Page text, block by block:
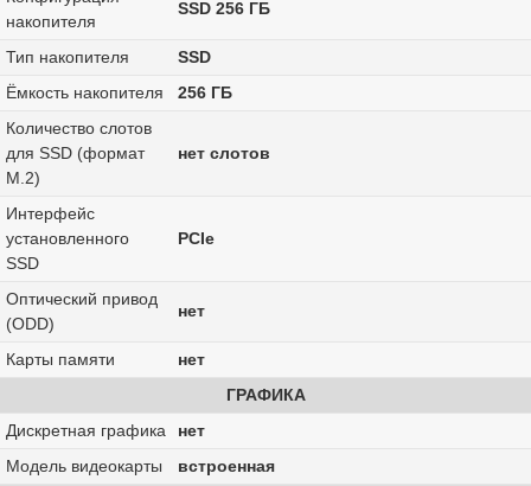
накопителя
SSD 256 ГБ
Тип накопителя
SSD
Ёмкость накопителя
256 ГБ
Количество слотов
для SSD (формат
M.2)
нет слотов
Интерфейс
установленного
SSD
PCIe
Оптический привод
(ODD)
нет
Карты памяти
нет
ГРАФИКА
Дискретная графика
нет
Модель видеокарты
встроенная